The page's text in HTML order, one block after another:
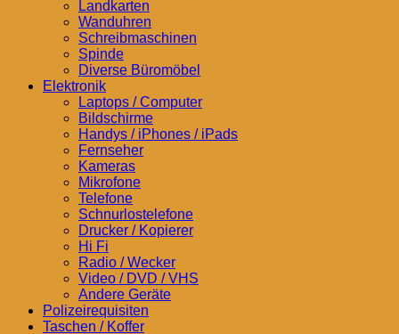
Landkarten
Wanduhren
Schreibmaschinen
Spinde
Diverse Büromöbel
Elektronik
Laptops / Computer
Bildschirme
Handys / iPhones / iPads
Fernseher
Kameras
Mikrofone
Telefone
Schnurlostelefone
Drucker / Kopierer
Hi Fi
Radio / Wecker
Video / DVD / VHS
Andere Geräte
Polizeirequisiten
Taschen / Koffer